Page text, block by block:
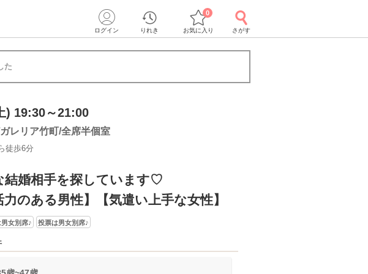
ログイン りれき お気に入り
0
さがす
た
) 19:30～21:00
レリア竹町/全席半個室
徒歩6分
結婚相手を探しています♡
力のある男性】【気遣い上手な女性】
女別席♪ 投票は男女別席♪